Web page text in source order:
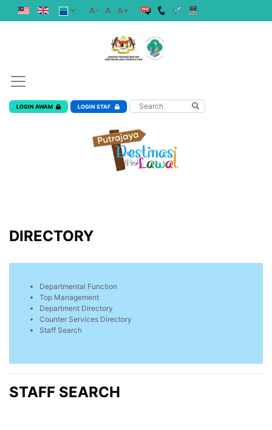
A- A A+
LOGIN AWAM LOGIN STAF
DIRECTORY
Departmental Function
Top Management
Department Directory
Counter Services Directory
Staff Search
STAFF SEARCH